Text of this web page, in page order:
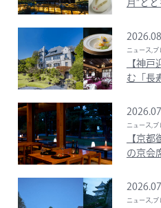
月”と
ニュース,プ
【神
む「長
ニュース,プ
【京
の京会
ニュース,プ